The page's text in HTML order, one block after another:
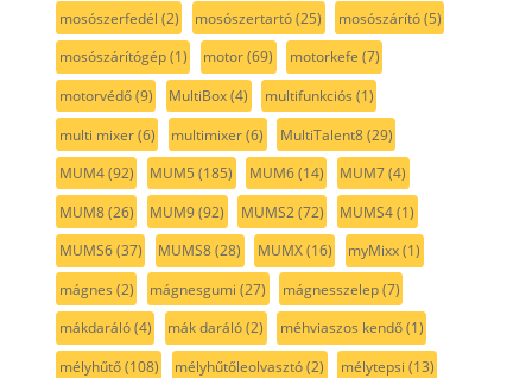
mosószerfedél (2) mosószertartó(25) mosószárító(5)
mosószárítógép(1) motor(69) motorkefe (7)
motorvédő(9) MultiBox(4) multifunkciós (1)
multi mixer(6) multimixer(6) MultiTalent8(29)
MUM4(92) MUM5 (185) MUM6(14) MUM7(4)
MUM8(26) MUM9(92) MUMS2(72) MUMS4(1)
MUMS6(37) MUMS8(28) MUMX(16) myMixx(1)
mágnes (2) mágnesgumi (27) mágnesszelep(7)
mákdaráló(4) mák daráló(2) méhviaszos kendő(1)
mélyhűtő(108) mélyhűtőleolvasztó(2) mélytepsi (13)